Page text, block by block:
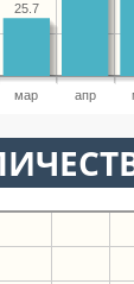
мар апр
25.7